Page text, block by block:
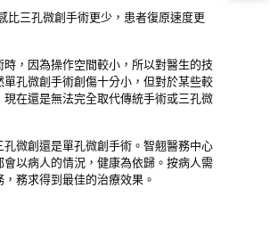
比三孔微創手術更少，患者復原速度更
，因為操作空間較小，所以對醫生的技
孔微創手術創傷十分小，但對於某些較
在還是無法完全取代傳統手術或三孔微
微創還是單孔微創手術。智翹醫務中心
會以病人的情況，健康為依歸。按病人需
務求得到最佳的治療效果。